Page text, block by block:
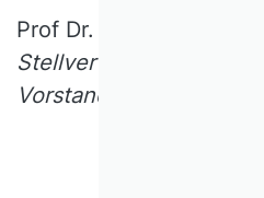
Prof Dr. Hans Ulrich Buhl
Stellvertretender
Vorstandes